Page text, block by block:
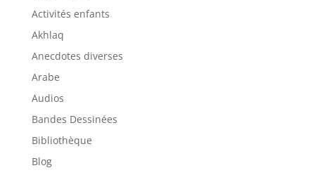
Activités enfants
Akhlaq
Anecdotes diverses
Arabe
Audios
Bandes Dessinées
Bibliothèque
Blog